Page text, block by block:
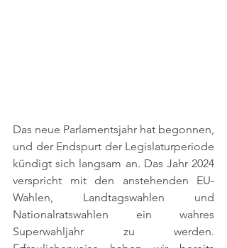
Das neue Parlamentsjahr hat begonnen,
und der Endspurt der Legislaturperiode
kündigt sich langsam an. Das Jahr 2024
verspricht mit den anstehenden EU-
Wahlen, Landtagswahlen und
Nationalratswahlen ein wahres
Superwahljahr zu werden.